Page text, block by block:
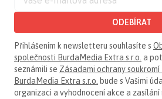
ODEBÍRAT
Přihlášením k newsletteru souhlasíte s
společnosti BurdaMedia Extra s.r.o. a
seznámili se Zásadami ochrany
BurdaMedia Extra s.r.o. bude s Vašimi
organizaci a vyhodnocení akce a zasílání